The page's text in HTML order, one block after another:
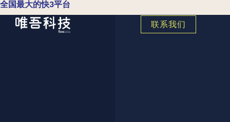
全国最大的快3平台
联系我们